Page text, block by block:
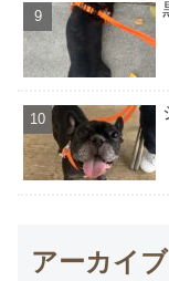
アーカイブ